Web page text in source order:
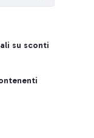
su sconti